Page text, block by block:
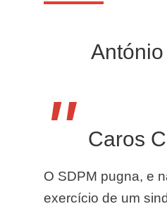
" Caros
O SDPM pugna, e
exercício de um